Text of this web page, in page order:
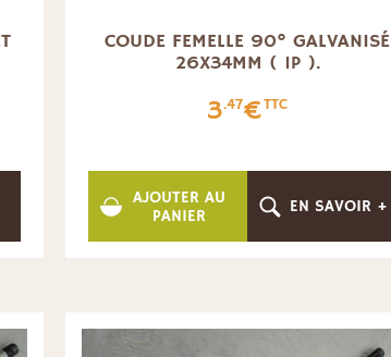
COUDE FEMELLE 90° GALVANISÉ
26X34MM ( 1P ).
3.47€TTC
AJOUTER AU
PANIER
EN SAVOIR +